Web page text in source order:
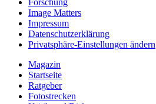
Forschung
Image Matters
Impressum
Datenschutzerklärung
Privatsphäre-Einstellungen ändern
Magazin
Startseite
Ratgeber
Fotostrecken